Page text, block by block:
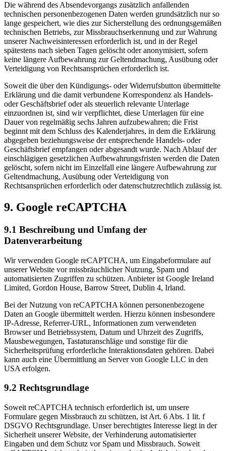
Die während des Absendevorgangs zusätzlich anfallenden
technischen personenbezogenen Daten werden grundsätzlich nur so
lange gespeichert, wie dies zur Sicherstellung des ordnungsgemäßen
technischen Betriebs, zur Missbrauchserkennung und zur Wahrung
unserer Nachweisinteressen erforderlich ist, und in der Regel
spätestens nach sieben Tagen gelöscht oder anonymisiert, sofern
keine längere Aufbewahrung zur Geltendmachung, Ausübung oder
Verteidigung von Rechtsansprüchen erforderlich ist.
Soweit die über den Kündigungs- oder Widerrufsbutton übermittelte
Erklärung und die damit verbundene Korrespondenz als Handels-
oder Geschäftsbrief oder als steuerlich relevante Unterlage
einzuordnen ist, sind wir verpflichtet, diese Unterlagen für eine
Dauer von regelmäßig sechs Jahren aufzubewahren; die Frist
beginnt mit dem Schluss des Kalenderjahres, in dem die Erklärung
abgegeben beziehungsweise der entsprechende Handels- oder
Geschäftsbrief empfangen oder abgesandt wurde. Nach Ablauf der
einschlägigen gesetzlichen Aufbewahrungsfristen werden die Daten
gelöscht, sofern nicht im Einzelfall eine längere Aufbewahrung zur
Geltendmachung, Ausübung oder Verteidigung von
Rechtsansprüchen erforderlich oder datenschutzrechtlich zulässig ist.
9. Google reCAPTCHA
9.1 Beschreibung und Umfang der
Datenverarbeitung
Wir verwenden Google reCAPTCHA, um Eingabeformulare auf
unserer Website vor missbräuchlicher Nutzung, Spam und
automatisierten Zugriffen zu schützen. Anbieter ist Google Ireland
Limited, Gordon House, Barrow Street, Dublin 4, Irland.
Bei der Nutzung von reCAPTCHA können personenbezogene
Daten an Google übermittelt werden. Hierzu können insbesondere
IP-Adresse, Referrer-URL, Informationen zum verwendeten
Browser und Betriebssystem, Datum und Uhrzeit des Zugriffs,
Mausbewegungen, Tastaturanschläge und sonstige für die
Sicherheitsprüfung erforderliche Interaktionsdaten gehören. Dabei
kann auch eine Übermittlung an Server von Google LLC in den
USA erfolgen.
9.2 Rechtsgrundlage
Soweit reCAPTCHA technisch erforderlich ist, um unsere
Formulare gegen Missbrauch zu schützen, ist Art. 6 Abs. 1 lit. f
DSGVO Rechtsgrundlage. Unser berechtigtes Interesse liegt in der
Sicherheit unserer Website, der Verhinderung automatisierter
Eingaben und dem Schutz vor Spam und Missbrauch. Soweit